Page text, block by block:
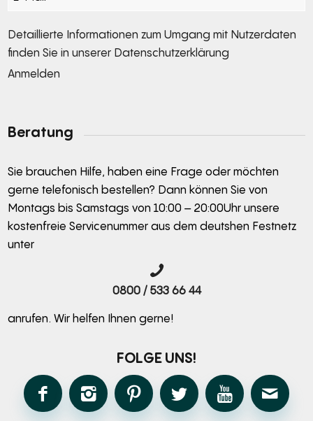
Detaillierte Informationen zum Umgang mit Nutzerdaten
finden Sie in unserer Datenschutzerklärung
Anmelden
Beratung
Sie brauchen Hilfe, haben eine Frage oder möchten
gerne telefonisch bestellen? Dann können Sie von
Montags bis Samstags von 10:00 – 20:00Uhr unsere
kostenfreie Servicenummer aus dem deutshen Festnetz
unter
0800 / 533 66 44
anrufen. Wir helfen Ihnen gerne!
FOLGE UNS!